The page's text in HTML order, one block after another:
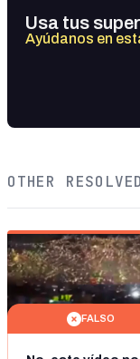
Usa tus
Ayúdanos en
OTHER
FALSO